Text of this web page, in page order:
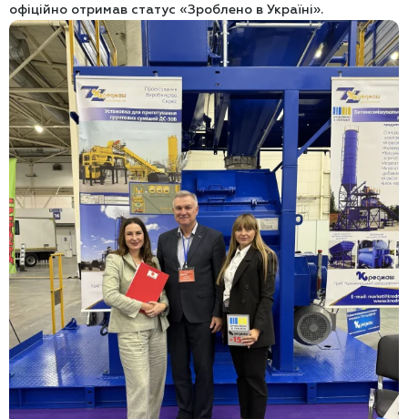
офіційно отримав статус «Зроблено в Україні».